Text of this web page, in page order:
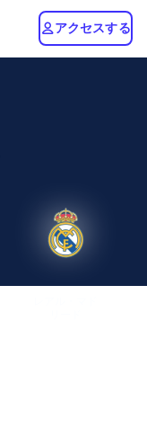
アクセスする